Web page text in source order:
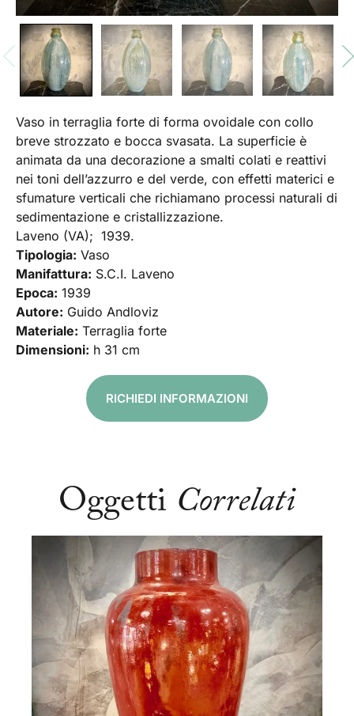
Vaso in terraglia forte di forma ovoidale con collo
breve strozzato e bocca svasata. La superficie è
animata da una decorazione a smalti colati e reattivi
nei toni dell’azzurro e del verde, con effetti materici e
sfumature verticali che richiamano processi naturali di
sedimentazione e cristallizzazione.
Laveno (VA); 1939.
Tipologia: Vaso
Manifattura: S.C.I. Laveno
Epoca: 1939
Autore: Guido Andloviz
Materiale: Terraglia forte
Dimensioni: h 31 cm
RICHIEDI INFORMAZIONI
Oggetti Correlati